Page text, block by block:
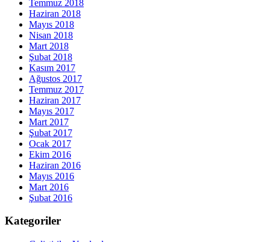
Temmuz 2018
Haziran 2018
Mayıs 2018
Nisan 2018
Mart 2018
Şubat 2018
Kasım 2017
Ağustos 2017
Temmuz 2017
Haziran 2017
Mayıs 2017
Mart 2017
Şubat 2017
Ocak 2017
Ekim 2016
Haziran 2016
Mayıs 2016
Mart 2016
Şubat 2016
Kategoriler